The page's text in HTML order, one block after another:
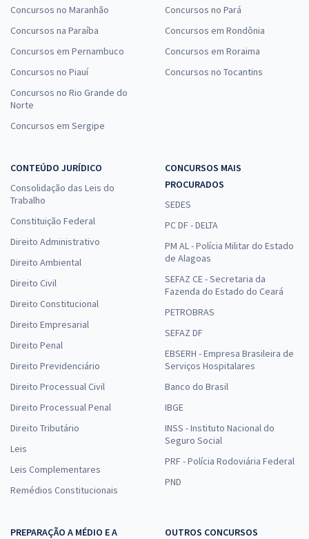
Concursos no Maranhão
Concursos na Paraíba
Concursos em Pernambuco
Concursos no Piauí
Concursos no Rio Grande do
Norte
Concursos em Sergipe
Concursos no Pará
Concursos em Rondônia
Concursos em Roraima
Concursos no Tocantins
CONTEÚDO JURÍDICO
Consolidação das Leis do
Trabalho
Constituição Federal
Direito Administrativo
Direito Ambiental
Direito Civil
Direito Constitucional
Direito Empresarial
Direito Penal
Direito Previdenciário
Direito Processual Civil
Direito Processual Penal
Direito Tributário
Leis
Leis Complementares
Remédios Constitucionais
CONCURSOS MAIS
PROCURADOS
SEDES
PC DF - DELTA
PM AL - Polícia Militar do Estado
de Alagoas
SEFAZ CE - Secretaria da
Fazenda do Estado do Ceará
PETROBRAS
SEFAZ DF
EBSERH - Empresa Brasileira de
Serviços Hospitalares
Banco do Brasil
IBGE
INSS - Instituto Nacional do
Seguro Social
PRF - Polícia Rodoviária Federal
PND
PREPARAÇÃO A MÉDIO E A
OUTROS CONCURSOS